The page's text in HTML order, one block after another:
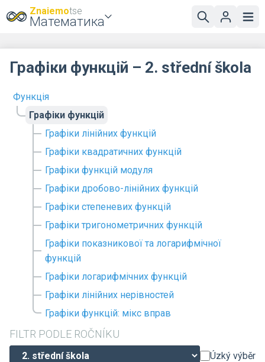
Znaiemotse
Математика
Функція
Графіки функцій
Графіки лінійних функцій
Графіки квадратичних функцій
Графіки функцій модуля
Графіки дробово-лінійних функцій
Графіки степеневих функцій
Графіки тригонометричних функцій
Графіки показникової та логарифмічної
функцій
Графіки логарифмічних функцій
Графіки лінійних нерівностей
Графіки функцій: мікс вправ
FILTR PODLE ROČNÍKU
Úzký výběr
Графіки функцій – 2. střední škola